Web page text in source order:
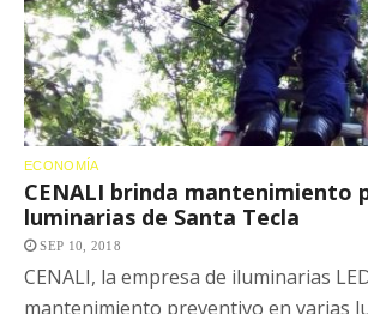
ECONOMÍA
CENALI brinda mantenimiento
luminarias de Santa Tecla
SEP 10, 2018
CENALI, la empresa de iluminarias
mantenimiento preventivo en varias